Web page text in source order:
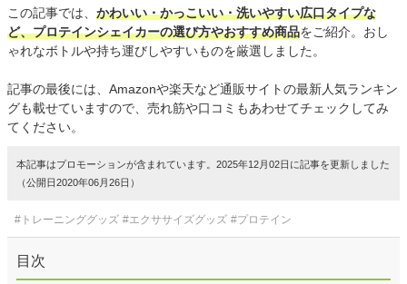
この記事では、 かわいい・かっこいい・洗いやすい広口タイプな
ど、プロテインシェイカーの選び方やおすすめ商品をご紹介。おし
ゃれなボトルや持ち運びしやすいものを厳選しました。
記事の最後には、Amazonや楽天など通販サイトの最新人気ランキン
グも載せていますので、売れ筋や口コミもあわせてチェックしてみ
てください。
本記事はプロモーションが含まれています。2025年12月02日に記事を更新しました
（公開日2020年06月26日）
#トレーニンググッズ #エクササイズグッズ #プロテイン
目次